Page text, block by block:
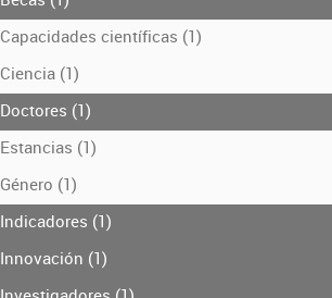
Capacidades científicas (1)
Ciencia (1)
Doctores (1)
Estancias (1)
Género (1)
Indicadores (1)
Innovación (1)